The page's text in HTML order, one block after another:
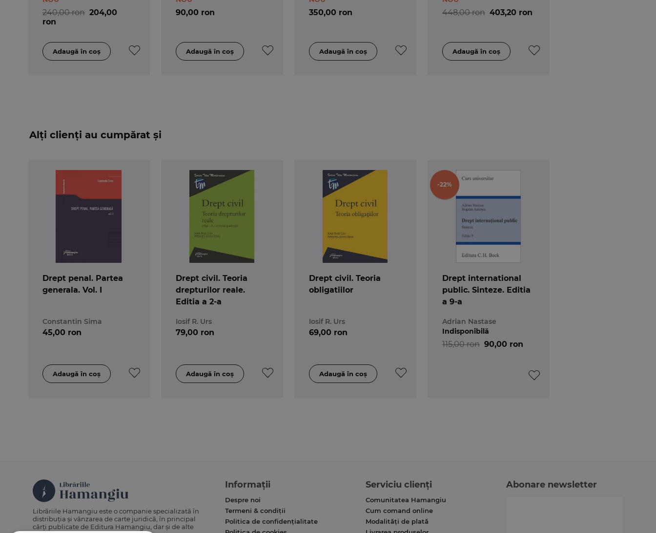
240,00 ron 204,00
ron
90,00 ron 350,00 ron 448,00 ron 403,20 ron
Alți clienți au cumpărat și
Drept penal. Partea
generala. Vol. I
Constantin Sima
45,00 ron
Drept civil. Teoria
drepturilor reale.
Editia a 2-a
Iosif R. Urs
79,00 ron
Drept civil. Teoria
obligatiilor
Iosif R. Urs
69,00 ron
-22%
Drept international
public. Sinteze. Editia
a 9-a
Adrian Nastase
115,00 ron 90,00 ron
Indisponibilă
Librăriile Hamangiu este o companie specializată în
distribuția și vânzarea de carte juridică, în principal
cărți publicate de Editura Hamangiu, dar și de alte
Informații
Despre noi
Termeni & condiții
Politica de confidențialitate
Serviciu clienți
Comunitatea Hamangiu
Cum comand online
Modalități de plată
Abonare newsletter